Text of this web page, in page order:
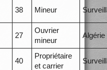
38 Mineur
27
Ouvrier
mineur
Algérie
40
Propriétaire
et carrier